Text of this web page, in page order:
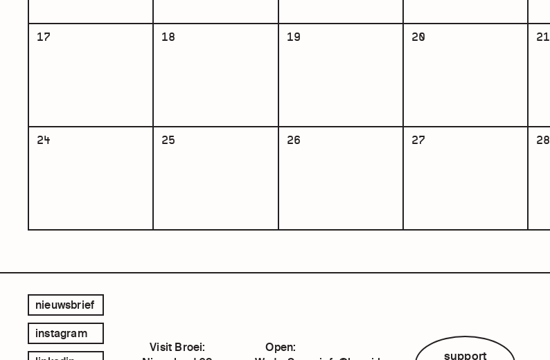
17 18 19 20 21
24 25 26 27 28
nieuwsbrief
instagram
Visit Broei:
Open:
support